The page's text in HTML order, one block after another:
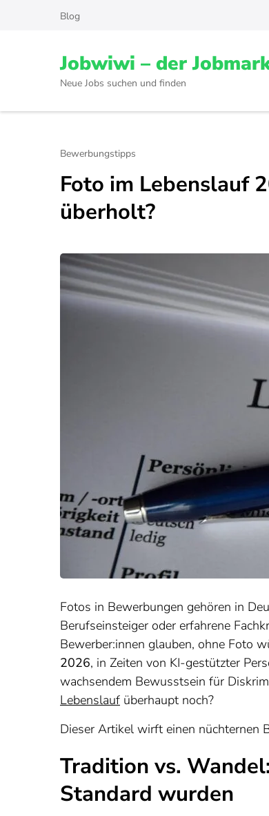
Blog
Jobwiwi – der
Neue Jobs suchen und finden
Bewerbungstipps
Foto im Lebenslauf
überholt?
Fotos in Bewerbungen gehören in
Berufseinsteiger oder erfahrene
Bewerber:innen glauben, ohne Foto
2026, in Zeiten von KI-gestützter
wachsendem Bewusstsein für
Lebenslauf überhaupt noch?
Dieser Artikel wirft einen nüchternen
Tradition vs.
Standard wurden